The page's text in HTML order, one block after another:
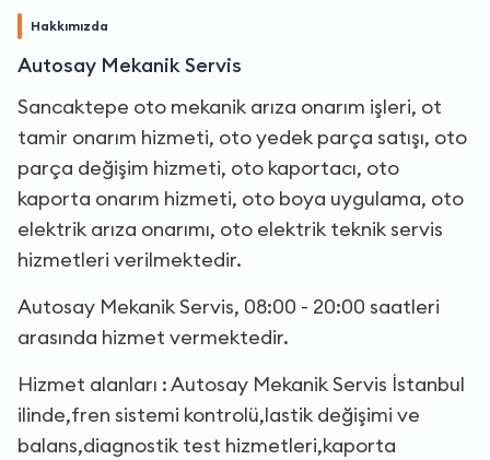
Hakkımızda
Autosay Mekanik Servis
Sancaktepe oto mekanik arıza onarım işleri, ot
tamir onarım hizmeti, oto yedek parça satışı, oto
parça değişim hizmeti, oto kaportacı, oto
kaporta onarım hizmeti, oto boya uygulama, oto
elektrik arıza onarımı, oto elektrik teknik servis
hizmetleri verilmektedir.
Autosay Mekanik Servis, 08:00 - 20:00 saatleri
arasında hizmet vermektedir.
Hizmet alanları : Autosay Mekanik Servis İstanbul
ilinde,fren sistemi kontrolü,lastik değişimi ve
balans,diagnostik test hizmetleri,kaporta